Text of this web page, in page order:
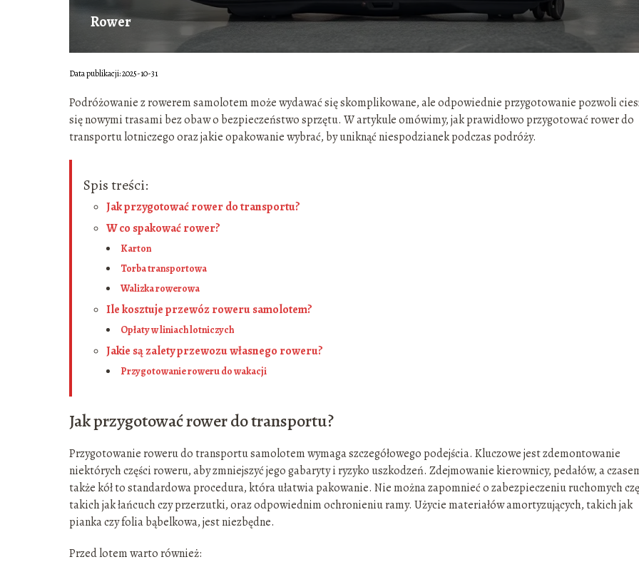
Rower
Data publikacji: 2025-10-31
Podróżowanie z rowerem samolotem może wydawać się skomplikowane, ale odpowiednie przygotowanie pozwoli
się nowymi trasami bez obaw o bezpieczeństwo sprzętu. W artykule omówimy, jak prawidłowo przygotować rower do
transportu lotniczego oraz jakie opakowanie wybrać, by uniknąć niespodzianek podczas podróży.
Spis treści:
Jak przygotować rower do transportu?
W co spakować rower?
Karton
Torba transportowa
Walizka rowerowa
Ile kosztuje przewóz roweru samolotem?
Opłaty w liniach lotniczych
Jakie są zalety przewozu własnego roweru?
Przygotowanie roweru do wakacji
Jak przygotować rower do transportu?
Przygotowanie roweru do transportu samolotem wymaga szczegółowego podejścia. Kluczowe jest zdemontowanie
niektórych części roweru, aby zmniejszyć jego gabaryty i ryzyko uszkodzeń. Zdejmowanie kierownicy, pedałów, a
także kół to standardowa procedura, która ułatwia pakowanie. Nie można zapomnieć o zabezpieczeniu ruchomych
takich jak łańcuch czy przerzutki, oraz odpowiednim ochronieniu ramy. Użycie materiałów amortyzujących, takich jak
pianka czy folia bąbelkowa, jest niezbędne.
Przed lotem warto również: